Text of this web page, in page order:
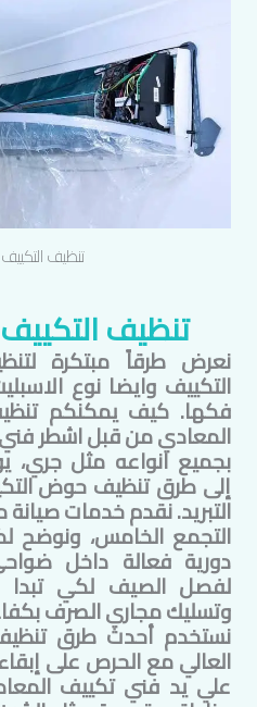
تنظيف التكييف
تنظيف
نعرض طرقاً مبتكرة
التكييف وايضا نوع
فكها. كيف يمكنكم
المعاديمن قبل اشطر
بجميع انواعه مثل جري،
إلى طرق تنظيف حوض
التبريد. نقدم خدمات
التجمع الخامس، ونوضح
دورية فعالة داخل
لفصل الصيف لكي تبدا
وتسليك مجاري الصرف
نستخدم أحدث طرق
العالي مع الحرص على
علي يد فني تكييف